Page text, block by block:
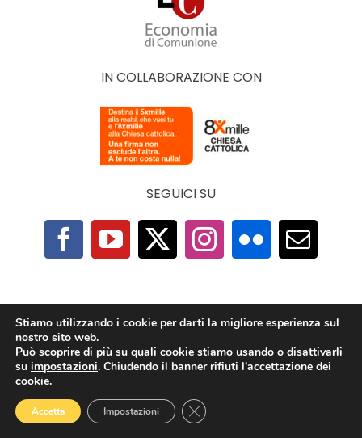
IN COLLABORAZIONE CON
SEGUICI SU
F.A.Q.|Privacy Policy|Cookie Policy|Contatti
2025 © The Economy of Francesco Foundation |
All Rights Reserved | Powered by
Ecosystem
Stiamo utilizzando i cookie per darti la migliore esperienza sul
nostro sito web.
Può scoprire di più su quali cookie stiamo usando o disattivarli
su impostazioni. Chiudendo il banner rifiuti l'accettazione dei
cookie.
Accetta Impostazioni Close GDPR Cookie Banner